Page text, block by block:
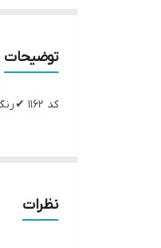
توضیحات
کد 1162 ✔ رنگ بندی زیبا مطابق تصاویر ✔ کوله ✔سبک وزن و جادار ✔ابعاد 32*44 جنس خارجی درجه یک و باکیفیت
نظرات